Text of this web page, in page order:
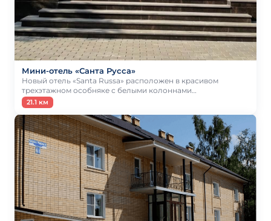
Мини-отель «Санта Русса»
Новый отель «Santa Russa» расположен в красивом
трехэтажном особняке с белыми колоннами…
21.1 км